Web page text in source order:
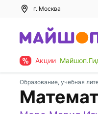
г. Москва
Акции
Образование, учебная